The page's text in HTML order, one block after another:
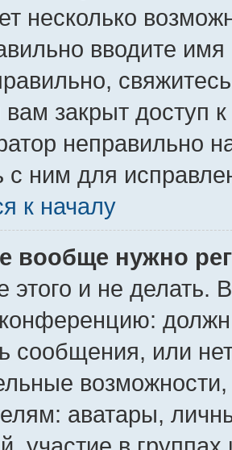
несколько
вводите
закрыт доступ
неправильно
с ним для
к началу
вообще нужно
и не делать.
сообщения, или
аватары,